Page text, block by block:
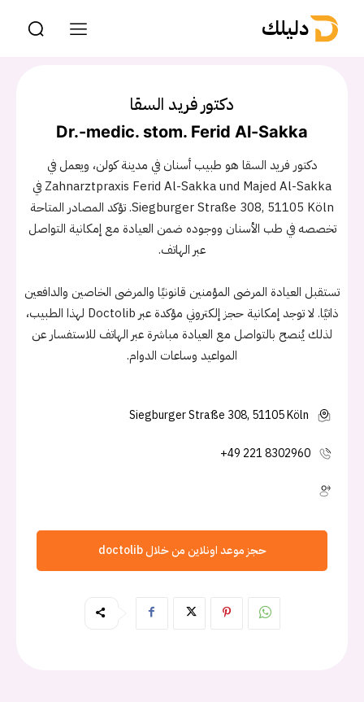
دليلك
دكتور فريد السقا
Dr.-medic. stom. Ferid Al-Sakka
دكتور فريد السقا هو طبيب أسنان في مدينة كولن، ويعمل في
Zahnarztpraxis Ferid Al-Sakka und Majed Al-Sakka في
Siegburger Straße 308, 51105 Köln. تؤكد المصادر المتاحة
تخصصه في طب الأسنان ووجوده ضمن العيادة مع إمكانية التواصل
عبر الهاتف.
تستقبل العيادة المرضى المؤمنين قانونيًا والمرضى الخاصين والدافعين
ذاتيًا. لا توجد إمكانية حجز إلكتروني مؤكدة عبر Doctolib لهذا الطبيب،
لذلك يُنصح بالتواصل مع العيادة مباشرة عبر الهاتف للاستفسار عن
المواعيد وساعات الدوام.
Siegburger Straße 308, 51105 Köln
+49 221 8302960
حجز موعد اونلاين من خلال doctolib